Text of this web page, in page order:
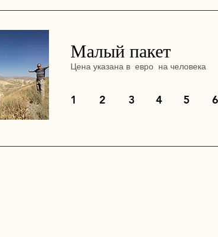
Малый пакет
Цена указана в евро на человека
1 2 3 4 5 6